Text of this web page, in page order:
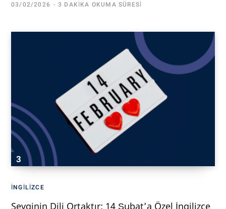
03/02/2026 3 DAKIKA OKUMA SÜRESI
İNGILIZCE
Sevginin Dili Ortaktır: 14 Şubat’a Özel İngilizce